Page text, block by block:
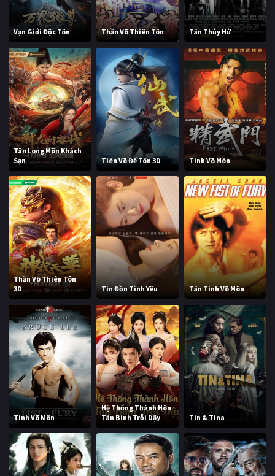
Vạn Giới Độc Tôn Thần Võ Thiên Tôn Tân Thủy Hử
Tân Long Môn Khách
Sạn
Tiên Võ Đế Tôn 3D Tinh Võ Môn
Thần Võ Thiên Tôn
3D
Tin Đồn Tình Yêu Tân Tinh Võ Môn
Tinh Võ Môn
Hệ Thống Thành Hôn
Tân Binh Trỗi Dậy
Tin & Tina